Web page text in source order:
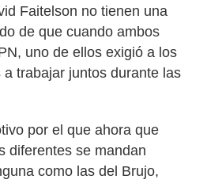
Faitelson no tienen una
de que cuando ambos
uno de ellos exigió a los
trabajar juntos durante las
por el que ahora que
diferentes se mandan
como las del Brujo,